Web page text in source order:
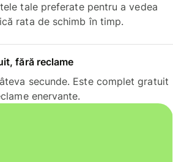
tale preferate pentru a vedea
rata de schimb în timp.
fără reclame
secunde. Este complet gratuit
enervante.